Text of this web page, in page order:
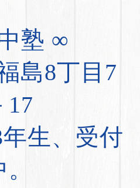
塾 ∞
島8丁目7
17
生、受付